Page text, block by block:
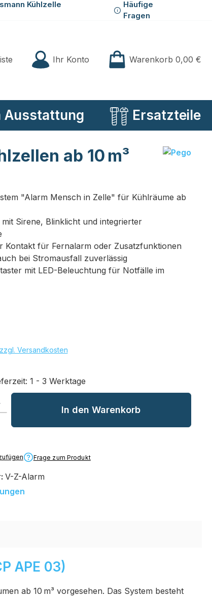
Kühlzelle
Häufige
Fragen
Du hast 0 Produkte auf der Merkliste
Ihr Konto Warenkorb 0,00 €
Ausstattung Ersatzteile
ab 10 m³
"Alarm Mensch in Zelle" für Kühlräume ab
Sirene, Blinklicht und integrierter
Kontakt für Fernalarm oder Zusatzfunktionen
bei Stromausfall zuverlässig
mit LED-Beleuchtung für Notfälle im
Versandkosten
1 - 3 Werktage
den gewünschten Wert ein oder benutze die Schaltflächen
In den Warenkorb
Frage zum Produkt
V-Z-Alarm
APE 03)
ab 10 m³ vorgesehen. Das System besteht